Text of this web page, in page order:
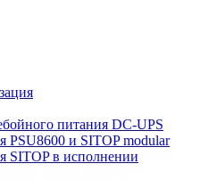
питания DC-UPS
PSU8600 и SITOP modular
SITOP в исполнении